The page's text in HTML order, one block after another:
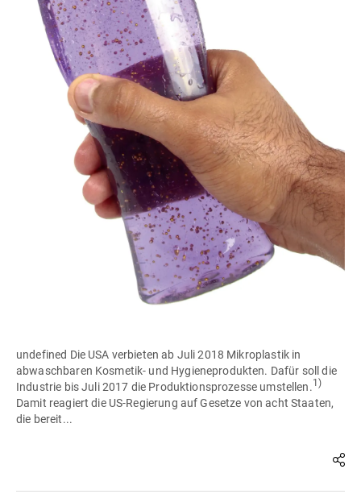
undefined Die USA verbieten ab Juli 2018 Mikroplastik in
abwaschbaren Kosmetik- und Hygieneprodukten. Dafür soll die
Industrie bis Juli 2017 die Produktionsprozesse umstellen. 1)
Damit reagiert die US-Regierung auf Gesetze von acht Staaten,
die bereit...